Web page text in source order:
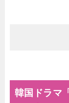
韓国ドラマ